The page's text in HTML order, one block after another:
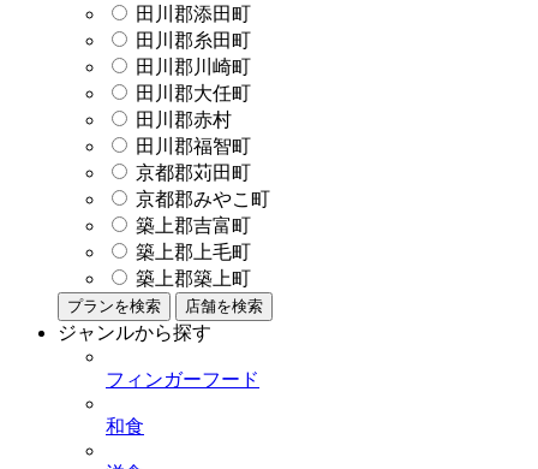
田川郡添田町
田川郡糸田町
田川郡川崎町
田川郡大任町
田川郡赤村
田川郡福智町
京都郡苅田町
京都郡みやこ町
築上郡吉富町
築上郡上毛町
築上郡築上町
プランを検索 店舗を検索
ジャンルから探す
フィンガーフード
和食